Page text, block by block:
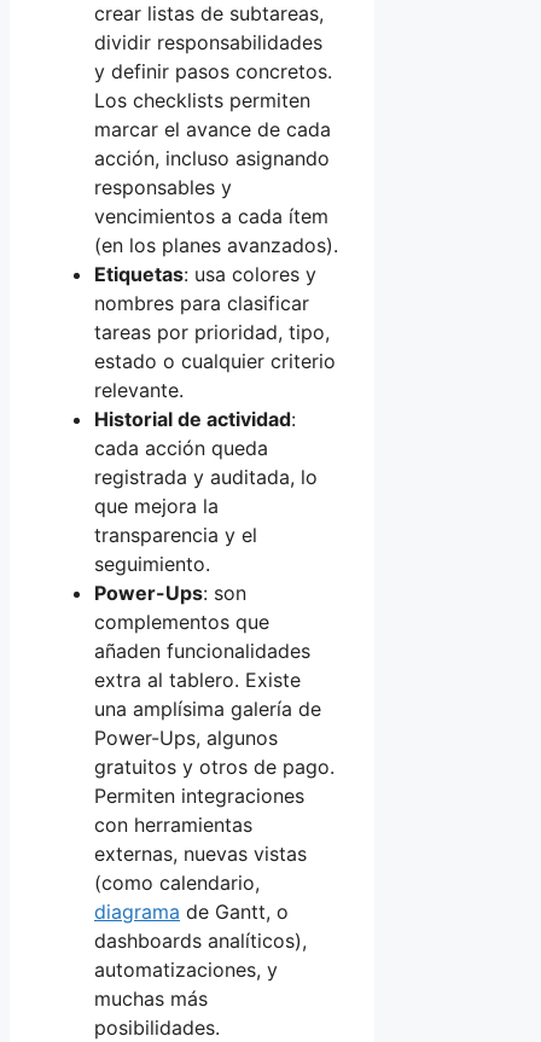
crear listas de subtareas,
dividir responsabilidades
y definir pasos concretos.
Los checklists permiten
marcar el avance de cada
acción, incluso asignando
responsables y
vencimientos a cada ítem
(en los planes avanzados).
Etiquetas: usa colores y
nombres para clasificar
tareas por prioridad, tipo,
estado o cualquier criterio
relevante.
Historial de actividad:
cada acción queda
registrada y auditada, lo
que mejora la
transparencia y el
seguimiento.
Power-Ups: son
complementos que
añaden funcionalidades
extra al tablero. Existe
una amplísima galería de
Power-Ups, algunos
gratuitos y otros de pago.
Permiten integraciones
con herramientas
externas, nuevas vistas
(como calendario,
diagrama de Gantt, o
dashboards analíticos),
automatizaciones, y
muchas más
posibilidades.